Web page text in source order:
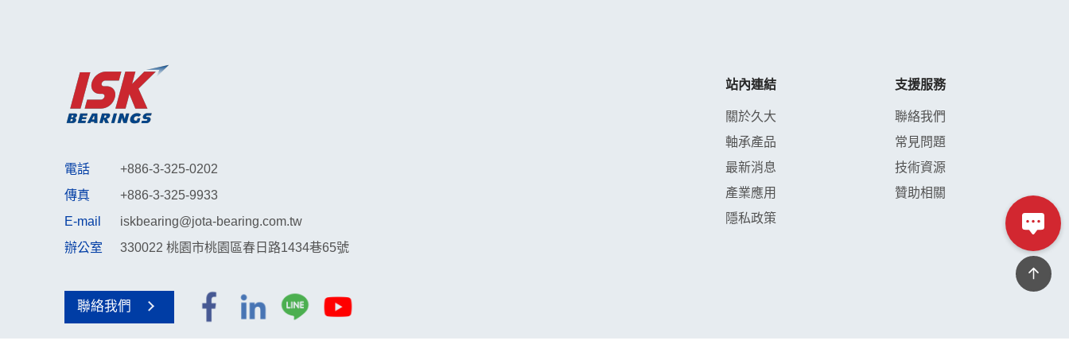
電話
+886-3-325-0202
傳真
+886-3-325-9933
E-mail
iskbearing@jota-bearing.com.tw
辦公室
330022 桃園市桃園區春日路1434巷65號
聯絡我們
站內連結
關於久大
軸承產品
最新消息
產業應用
隱私政策
支援服務
聯絡我們
常見問題
技術資源
贊助相關